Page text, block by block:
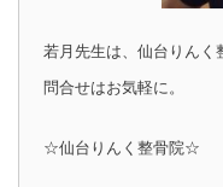
若月先生は、仙台りんく
問合せはお気軽に。
☆仙台りんく整骨院☆